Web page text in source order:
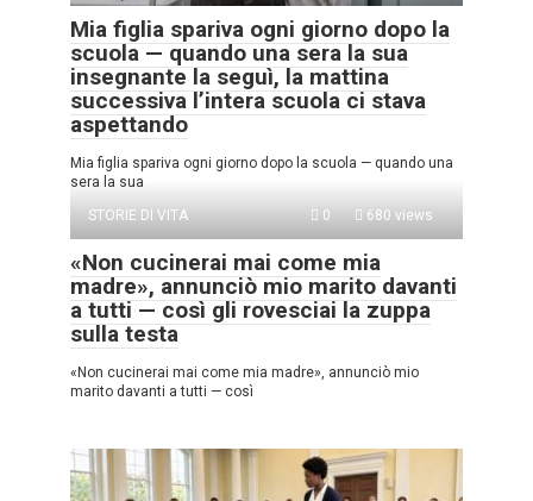
Mia figlia spariva ogni giorno dopo la
scuola — quando una sera la sua
insegnante la seguì, la mattina
successiva l’intera scuola ci stava
aspettando
Mia figlia spariva ogni giorno dopo la scuola — quando una
sera la sua
STORIE DI VITA
0 680 views
«Non cucinerai mai come mia
madre», annunciò mio marito davanti
a tutti — così gli rovesciai la zuppa
sulla testa
«Non cucinerai mai come mia madre», annunciò mio
marito davanti a tutti — così